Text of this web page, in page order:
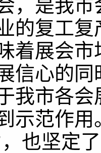
，是我
的复工
着展会
信心的
我市各
示范作用
，也坚定